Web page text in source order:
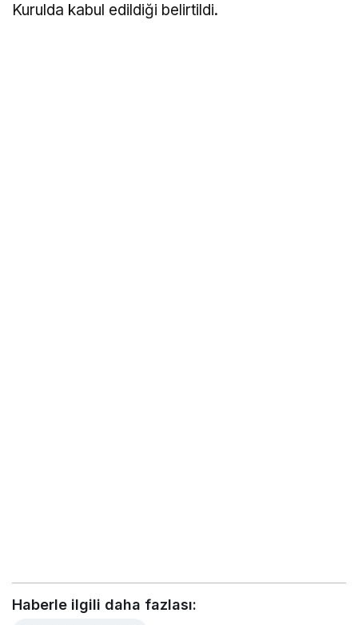
Kurulda kabul edildiği belirtildi.
Haberle ilgili daha fazlası: